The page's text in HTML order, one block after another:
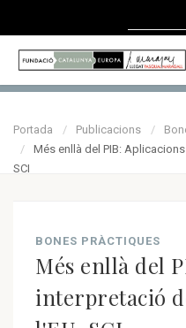
Portada Publicacions
Més enllà del PIB:
SCI
BONES PRÀCTIQUES
Més enllà del
interpretació